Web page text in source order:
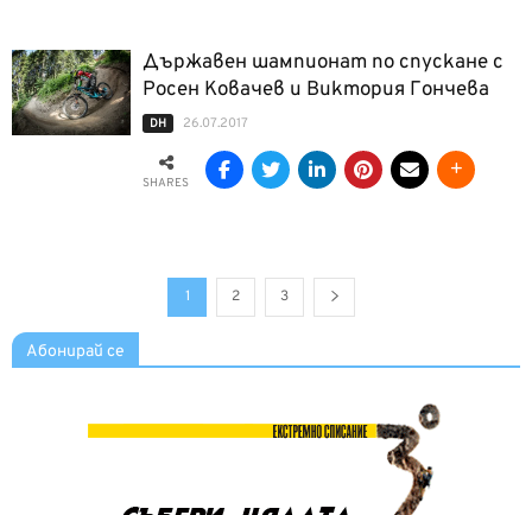
Държавен шампионат по спускане с
Росен Ковачев и Виктория Гончева
DH 26.07.2017
SHARES
1 2 3
Абонирай се